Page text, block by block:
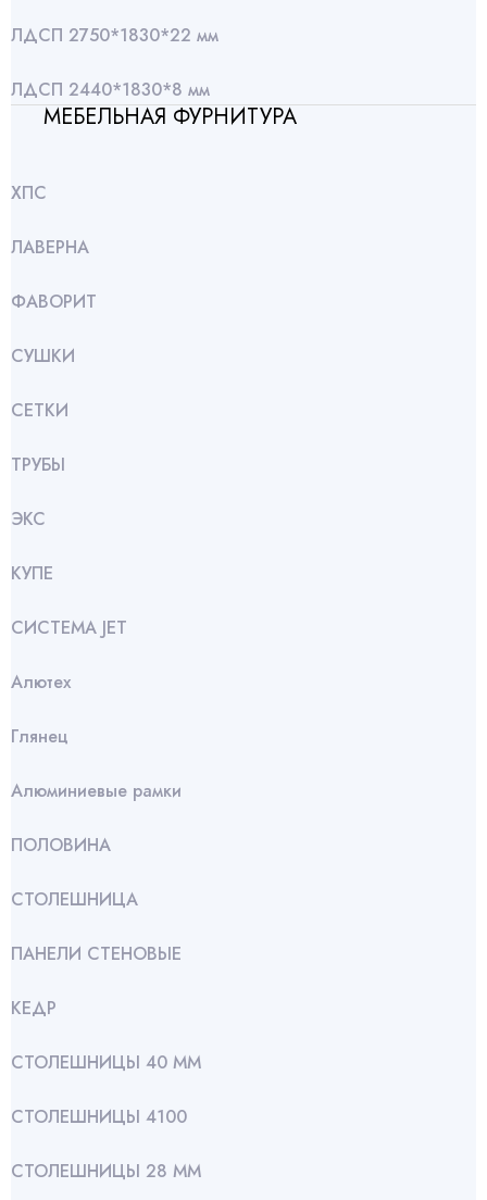
ЛДСП 2750*1830*22 мм
ЛДСП 2440*1830*8 мм
МЕБЕЛЬНАЯ ФУРНИТУРА
ХПС
ЛАВЕРНА
ФАВОРИТ
СУШКИ
СЕТКИ
ТРУБЫ
ЭКС
КУПЕ
СИСТЕМА JET
Алютех
Глянец
Алюминиевые рамки
ПОЛОВИНА
СТОЛЕШНИЦА
ПАНЕЛИ СТЕНОВЫЕ
КЕДР
СТОЛЕШНИЦЫ 40 ММ
СТОЛЕШНИЦЫ 4100
СТОЛЕШНИЦЫ 28 ММ